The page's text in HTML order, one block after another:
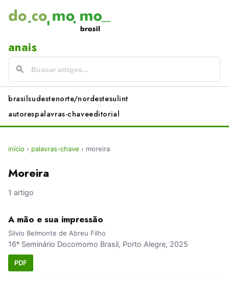
anais
brasilsudestenorte/nordestesulint
autorespalavras-chaveeditorial
início › palavras-chave › moreira
Moreira
1 artigo
A mão e sua impressão
Silvio Belmonte de Abreu Filho
16º Seminário Docomomo Brasil, Porto Alegre, 2025
PDF